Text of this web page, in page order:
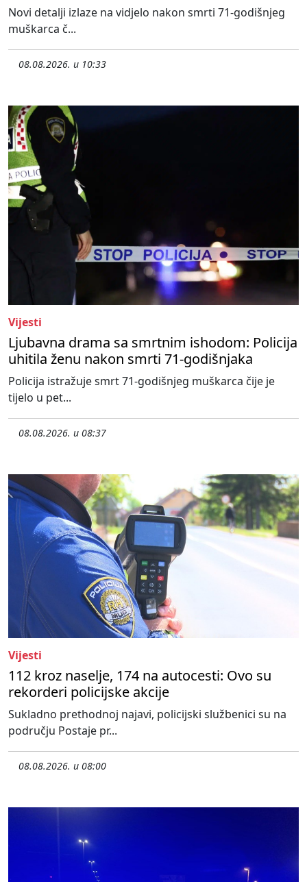
Novi detalji izlaze na vidjelo nakon smrti 71-godišnjeg
muškarca č...
08.08.2026. u 10:33
Vijesti
Ljubavna drama sa smrtnim ishodom: Policija
uhitila ženu nakon smrti 71-godišnjaka
Policija istražuje smrt 71-godišnjeg muškarca čije je
tijelo u pet...
08.08.2026. u 08:37
Vijesti
112 kroz naselje, 174 na autocesti: Ovo su
rekorderi policijske akcije
Sukladno prethodnoj najavi, policijski službenici su na
području Postaje pr...
08.08.2026. u 08:00